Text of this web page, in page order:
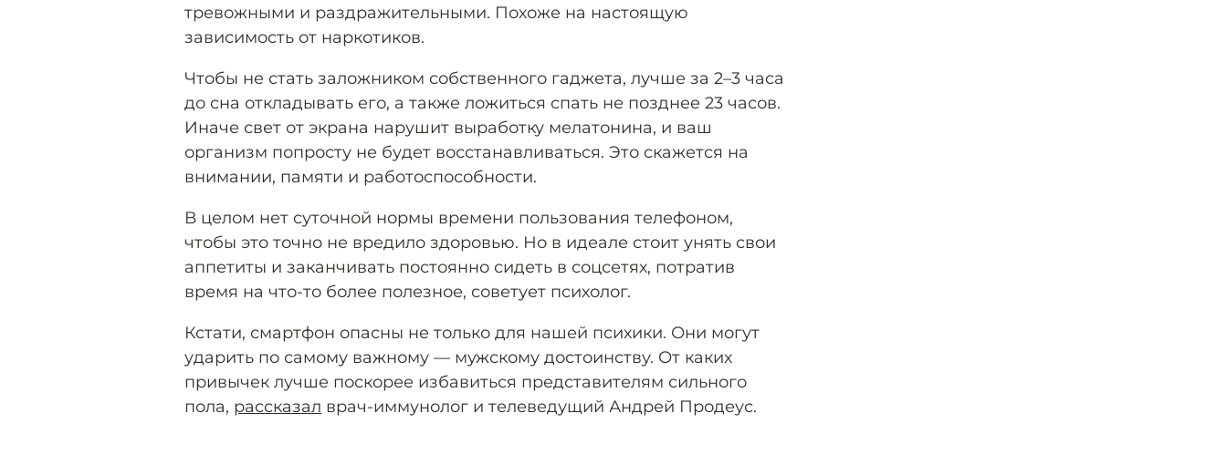
тревожными и раздражительными. Похоже на настоящую
зависимость от наркотиков.
Чтобы не стать заложником собственного гаджета, лучше за 2–3 часа
до сна откладывать его, а также ложиться спать не позднее 23 часов.
Иначе свет от экрана нарушит выработку мелатонина, и ваш
организм попросту не будет восстанавливаться. Это скажется на
внимании, памяти и работоспособности.
В целом нет суточной нормы времени пользования телефоном,
чтобы это точно не вредило здоровью. Но в идеале стоит унять свои
аппетиты и заканчивать постоянно сидеть в соцсетях, потратив
время на что-то более полезное, советует психолог.
Кстати, смартфон опасны не только для нашей психики. Они могут
ударить по самому важному — мужскому достоинству. От каких
привычек лучше поскорее избавиться представителям сильного
пола, рассказал врач-иммунолог и телеведущий Андрей Продеус.